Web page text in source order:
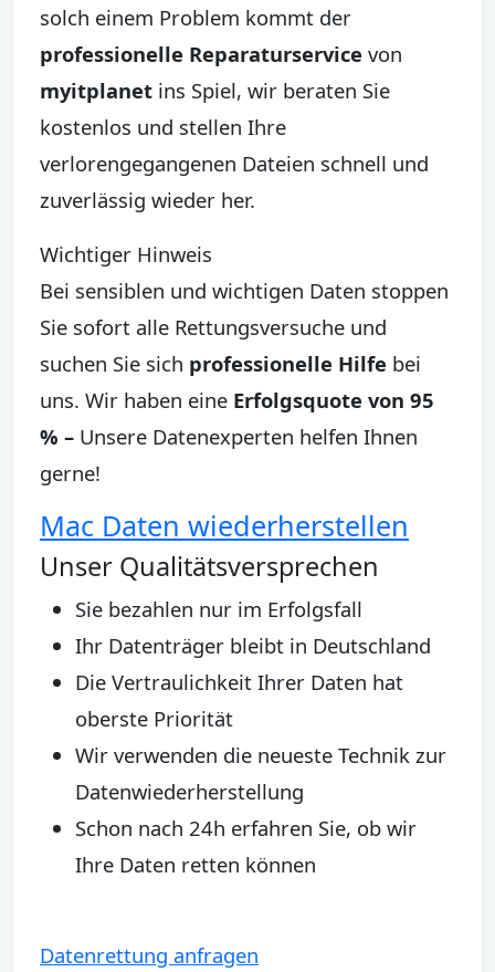
solch einem Problem kommt der
professionelle Reparaturservice von
myitplanet ins Spiel, wir beraten Sie
kostenlos und stellen Ihre
verlorengegangenen Dateien schnell und
zuverlässig wieder her.
Wichtiger Hinweis
Bei sensiblen und wichtigen Daten stoppen
Sie sofort alle Rettungsversuche und
suchen Sie sich professionelle Hilfe bei
uns. Wir haben eine Erfolgsquote von 95
% – Unsere Datenexperten helfen Ihnen
gerne!
Mac Daten wiederherstellen
Unser Qualitätsversprechen
Sie bezahlen nur im Erfolgsfall
Ihr Datenträger bleibt in Deutschland
Die Vertraulichkeit Ihrer Daten hat
oberste Priorität
Wir verwenden die neueste Technik zur
Datenwiederherstellung
Schon nach 24h erfahren Sie, ob wir
Ihre Daten retten können
Datenrettung anfragen